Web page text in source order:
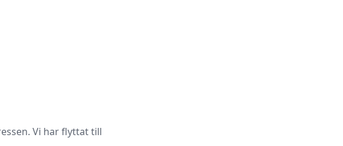
Vi har flyttat till